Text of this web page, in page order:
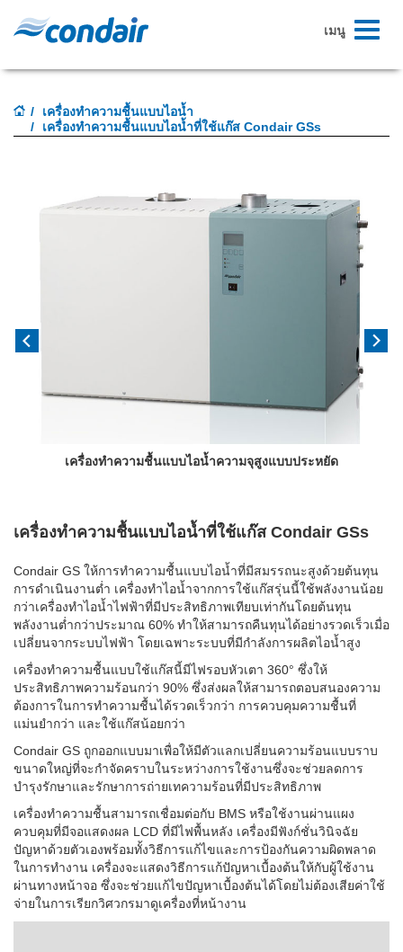
สลับ
เมนู
เครื่องทำความชื้นแบบไอน้ำ
เครื่องทำความชื้นแบบไอน้ำที่ใช้แก๊ส Condair GSs
วามชื้นแบบไอน้ำความจุสูงแบบประหยัด 360° หัวพ่นไฟชนิด
เครื่องทำความชื้นแบบไอน้ำที่ใช้แก๊ส Condair GSs
Condair GS ให้การทำความชื้นแบบไอน้ำที่มีสมรรถนะสูงด้วยต้นทุน
การดำเนินงานต่ำ เครื่องทำไอน้ำจากการใช้แก๊สรุ่นนี้ใช้พลังงานน้อย
กว่าเครื่องทำไอน้ำไฟฟ้าที่มีประสิทธิภาพเทียบเท่ากันโดยต้นทุน
พลังงานต่ำกว่าประมาณ 60% ทำให้สามารถคืนทุนได้อย่างรวดเร็วเมื่อ
เปลี่ยนจากระบบไฟฟ้า โดยเฉพาะระบบที่มีกำลังการผลิตไอน้ำสูง
เครื่องทำความชื้นแบบใช้แก๊สนี้มีไฟรอบหัวเตา 360° ซึ่งให้
ประสิทธิภาพความร้อนกว่า 90% ซึ่งส่งผลให้สามารถตอบสนองความ
ต้องการในการทำความชื้นได้รวดเร็วกว่า การควบคุมความชื้นที่
แม่นยำกว่า และใช้แก๊สน้อยกว่า
Condair GS ถูกออกแบบมาเพื่อให้มีตัวแลกเปลี่ยนความร้อนแบบราบ
ขนาดใหญ่ที่จะกำจัดคราบในระหว่างการใช้งานซึ่งจะช่วยลดการ
บำรุงรักษาและรักษาการถ่ายเทความร้อนที่มีประสิทธิภาพ
เครื่องทำความชื้นสามารถเชื่อมต่อกับ BMS หรือใช้งานผ่านแผง
ควบคุมที่มีจอแสดงผล LCD ที่มีไฟพื้นหลัง เครื่องมีฟังก์ชั่นวินิจฉัย
ปัญหาด้วยตัวเองพร้อมทั้งวิธีการแก้ไขและการป้องกันความผิดพลาด
ในการทำงาน เครื่องจะแสดงวิธีการแก้ปัญหาเบื้องต้นให้กับผู้ใช้งาน
ผ่านทางหน้าจอ ซึ่งจะช่วยแก้ไขปัญหาเบื้องต้นได้โดยไม่ต้องเสียค่าใช้
จ่ายในการเรียกวิศวกรมาดูเครื่องที่หน้างาน